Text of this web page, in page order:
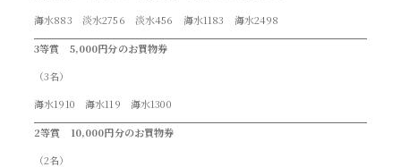
海水883 淡水2756 淡水456 海水1183 海水2498
3等賞 5,000円分のお買物券
（3名）
海水1910 海水119 海水1300
2等賞 10,000円分のお買物券
（2名）